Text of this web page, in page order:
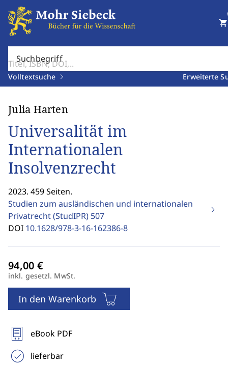
Suchbegriff
Volltextsuche Erweiterte
shopping_cart
Julia Harten
Universalität im
Internationalen
Insolvenzrecht
2023. 459 Seiten.
Studien zum ausländischen und internationalen
Privatrecht (StudIPR) 507
DOI 10.1628/978-3-16-162386-8
inkl. gesetzl. MwSt.
In den Warenkorb
eBook PDF
lieferbar